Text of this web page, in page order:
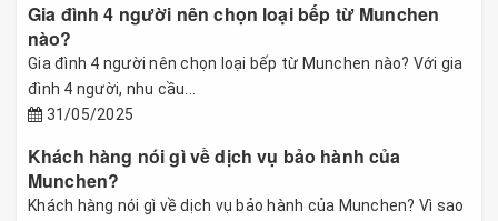
Gia đình 4 người nên chọn loại bếp từ Munchen
nào?
Gia đình 4 người nên chọn loại bếp từ Munchen nào? Với gia
đình 4 người, nhu cầu...
31/05/2025
Khách hàng nói gì về dịch vụ bảo hành của
Munchen?
Khách hàng nói gì về dịch vụ bảo hành của Munchen? Vì sao